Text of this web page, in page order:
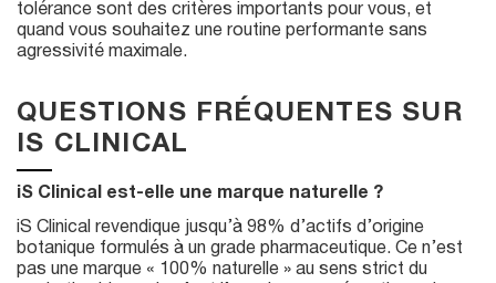
tolérance sont des critères importants pour vous, et
quand vous souhaitez une routine performante sans
agressivité maximale.
QUESTIONS FRÉQUENTES SUR
IS CLINICAL
iS Clinical est-elle une marque naturelle ?
iS Clinical revendique jusqu’à 98% d’actifs d’origine
botanique formulés à un grade pharmaceutique. Ce n’est
pas une marque « 100% naturelle » au sens strict du